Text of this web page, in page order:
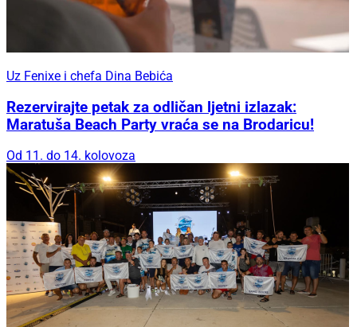
Uz Fenixe i chefa Dina Bebića
Rezervirajte petak za odličan ljetni izlazak:
Maratuša Beach Party vraća se na Brodaricu!
Od 11. do 14. kolovoza